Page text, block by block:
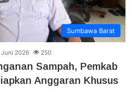
Sumbawa Barat
Juni 2026 250
Sampah, Pemkab
Anggaran Khusus